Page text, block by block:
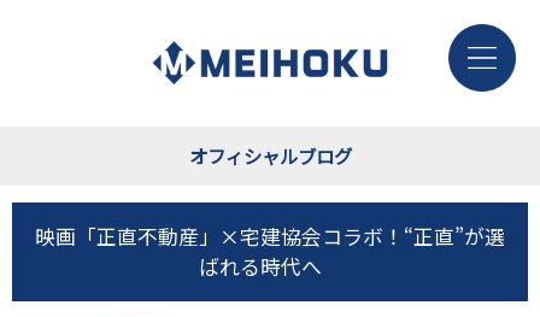
オフィシャルブログ
映画「正直不動産」×宅建協会コラボ！“正直”が選
ばれる時代へ